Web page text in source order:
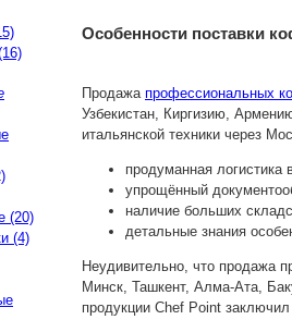
Особенности поставки
Продажа профессиональных
Узбекистан, Киргизию,
итальянской техники через
продуманная логистика
упрощённый
наличие больших
детальные знания
Неудивительно, что продажа
Минск, Ташкент, Алма-Ата,
продукции Chef Point
(20)
(4)